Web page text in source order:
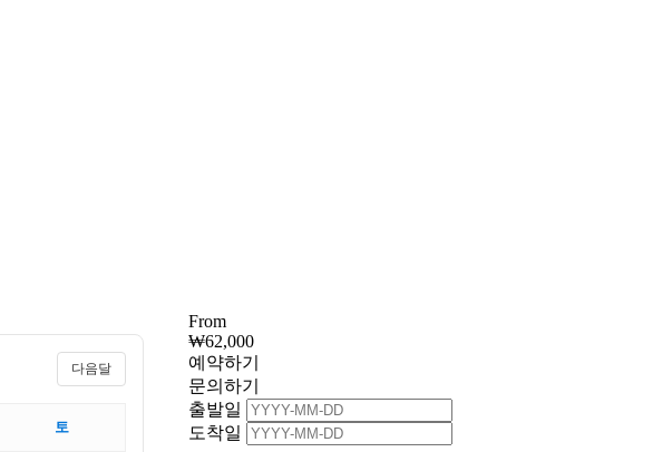
다음달
토
From
₩62,000
예약하기
문의하기
출발일
도착일